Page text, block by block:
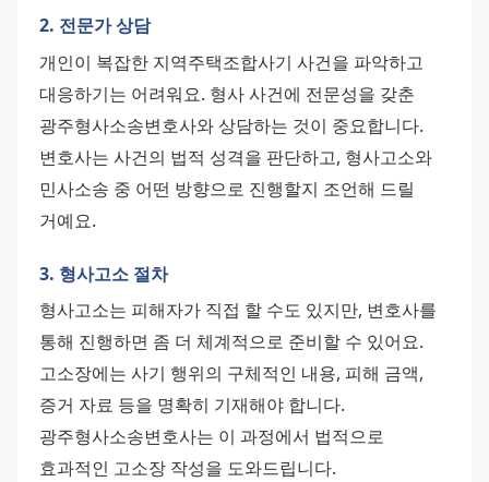
2. 전문가 상담
개인이 복잡한 지역주택조합사기 사건을 파악하고
대응하기는 어려워요. 형사 사건에 전문성을 갖춘
광주형사소송변호사와 상담하는 것이 중요합니다.
변호사는 사건의 법적 성격을 판단하고, 형사고소와
민사소송 중 어떤 방향으로 진행할지 조언해 드릴
거예요.
3. 형사고소 절차
형사고소는 피해자가 직접 할 수도 있지만, 변호사를
통해 진행하면 좀 더 체계적으로 준비할 수 있어요.
고소장에는 사기 행위의 구체적인 내용, 피해 금액,
증거 자료 등을 명확히 기재해야 합니다.
광주형사소송변호사는 이 과정에서 법적으로
효과적인 고소장 작성을 도와드립니다.